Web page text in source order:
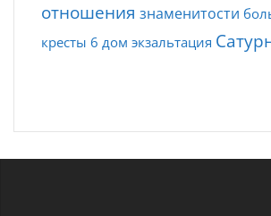
отношения знаменитости
кресты 6 дом экзальтация